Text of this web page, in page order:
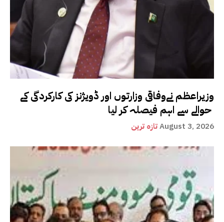
وزیراعظم نےوفاقی وزارتوں اور ڈویژنز کی کارکردگی کے
تازہ ترینAugust 3, 2026